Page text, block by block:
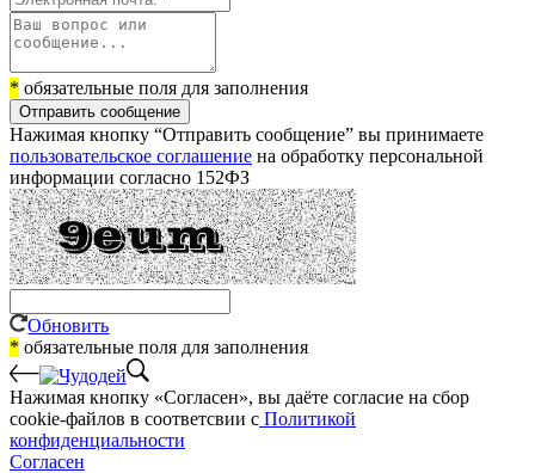
* обязательные поля для заполнения
Отправить сообщение
Нажимая кнопку “Отправить сообщение” вы принимаете
пользовательское соглашение на обработку персональной
информации согласно 152ФЗ
Обновить
* обязательные поля для заполнения
Нажимая кнопку «Согласен», вы даёте cогласие на сбор
cookie-файлов в соответсвии с Политикой
конфиденциальности
Согласен